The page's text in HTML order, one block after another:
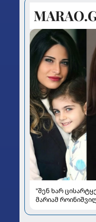
"შენ ხარ
მარიამ